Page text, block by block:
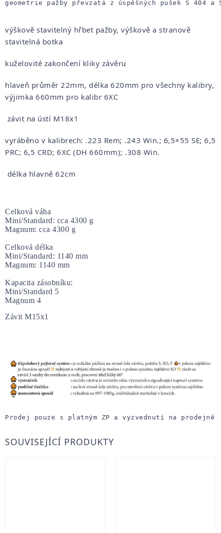
geometrie pažby převzatá z úspěšných pušek S 404 a
výškově stavitelný hřbet pažby, výškově a stranově
stavitelná botka
kuželovité zakončení kliky závěru
hlaveň průměr 22mm, délka 620mm pro všechny kalibry,
výjimka 660mm pro kalibr 6XC
závit na ústí M18x1
vyráběno v kalibrech: .223 Rem; .243 Win.; 6,5×55 SE; 6,5
PRC; 6,5 CRD; 6XC (DH 660mm); .308 Win.
délka hlavně 62cm
Celková váha
Mini/Standard: cca 4300 g
Magnum: cca 4300 g
Celková délka
Mini/Standard: 1140 mm
Magnum: 1140 mm
Kapacita zásobníku:
Mini/Standard 5
Magnum 4
Závit M15x1
Prodej pouze s platným ZP a vyzvednutí na prodejně
SOUVISEJÍCÍ PRODUKTY